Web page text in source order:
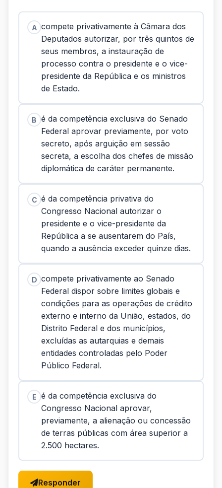
A compete privativamente à Câmara dos
Deputados autorizar, por três quintos de
seus membros, a instauração de
processo contra o presidente e o vice-
presidente da República e os ministros
de Estado.
B é da competência exclusiva do Senado
Federal aprovar previamente, por voto
secreto, após arguição em sessão
secreta, a escolha dos chefes de missão
diplomática de caráter permanente.
C é da competência privativa do
Congresso Nacional autorizar o
presidente e o vice-presidente da
República a se ausentarem do País,
quando a ausência exceder quinze dias.
D compete privativamente ao Senado
Federal dispor sobre limites globais e
condições para as operações de crédito
externo e interno da União, estados, do
Distrito Federal e dos municípios,
excluídas as autarquias e demais
entidades controladas pelo Poder
Público Federal.
E é da competência exclusiva do
Congresso Nacional aprovar,
previamente, a alienação ou concessão
de terras públicas com área superior a
2.500 hectares.
Responder